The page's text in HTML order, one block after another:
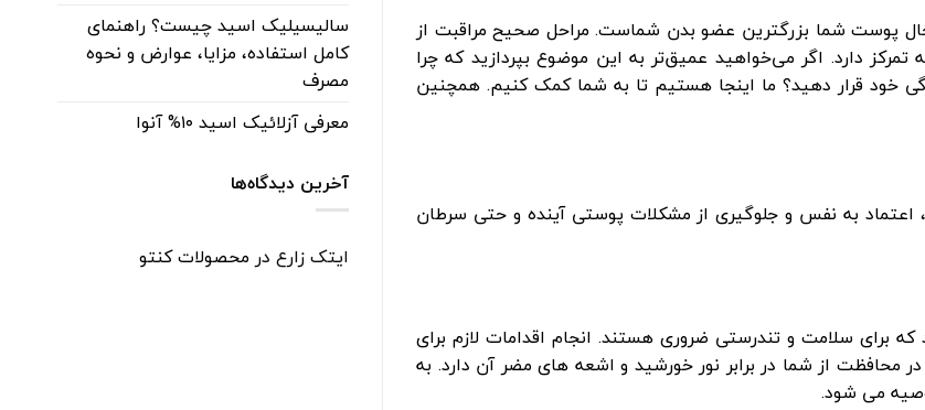
پوست شما بزرگترین عضو بدن شماست. مراحل صحیح مراقبت از
دارد. اگر می‌خواهید عمیق‌تر به این موضوع بپردازید که چرا
خود قرار دهید؟ ما اینجا هستیم تا به شما کمک کنیم. همچنین
اعتماد به نفس و جلوگیری از مشکلات پوستی آینده و حتی سرطان
سلامت و تندرستی ضروری هستند. انجام اقدامات لازم برای
از شما در برابر نور خورشید و اشعه های مضر آن دارد. به
می شود.
سالیسیلیک اسید چیست؟ راهنمای
کامل استفاده، مزایا، عوارض و نحوه
مصرف
معرفی آزلائیک اسید ۱۰% آنوا
آخرین دیدگاه‌ها
ایتک زارع در محصولات کنتو